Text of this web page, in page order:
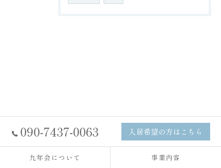
090-7437-0063 入居希望の方はこちら
九年会について 事業内容